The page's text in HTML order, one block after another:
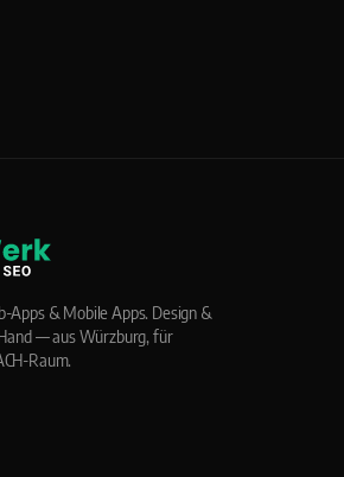
Apps & Mobile Apps. Design &
— aus Würzburg, für
Raum.